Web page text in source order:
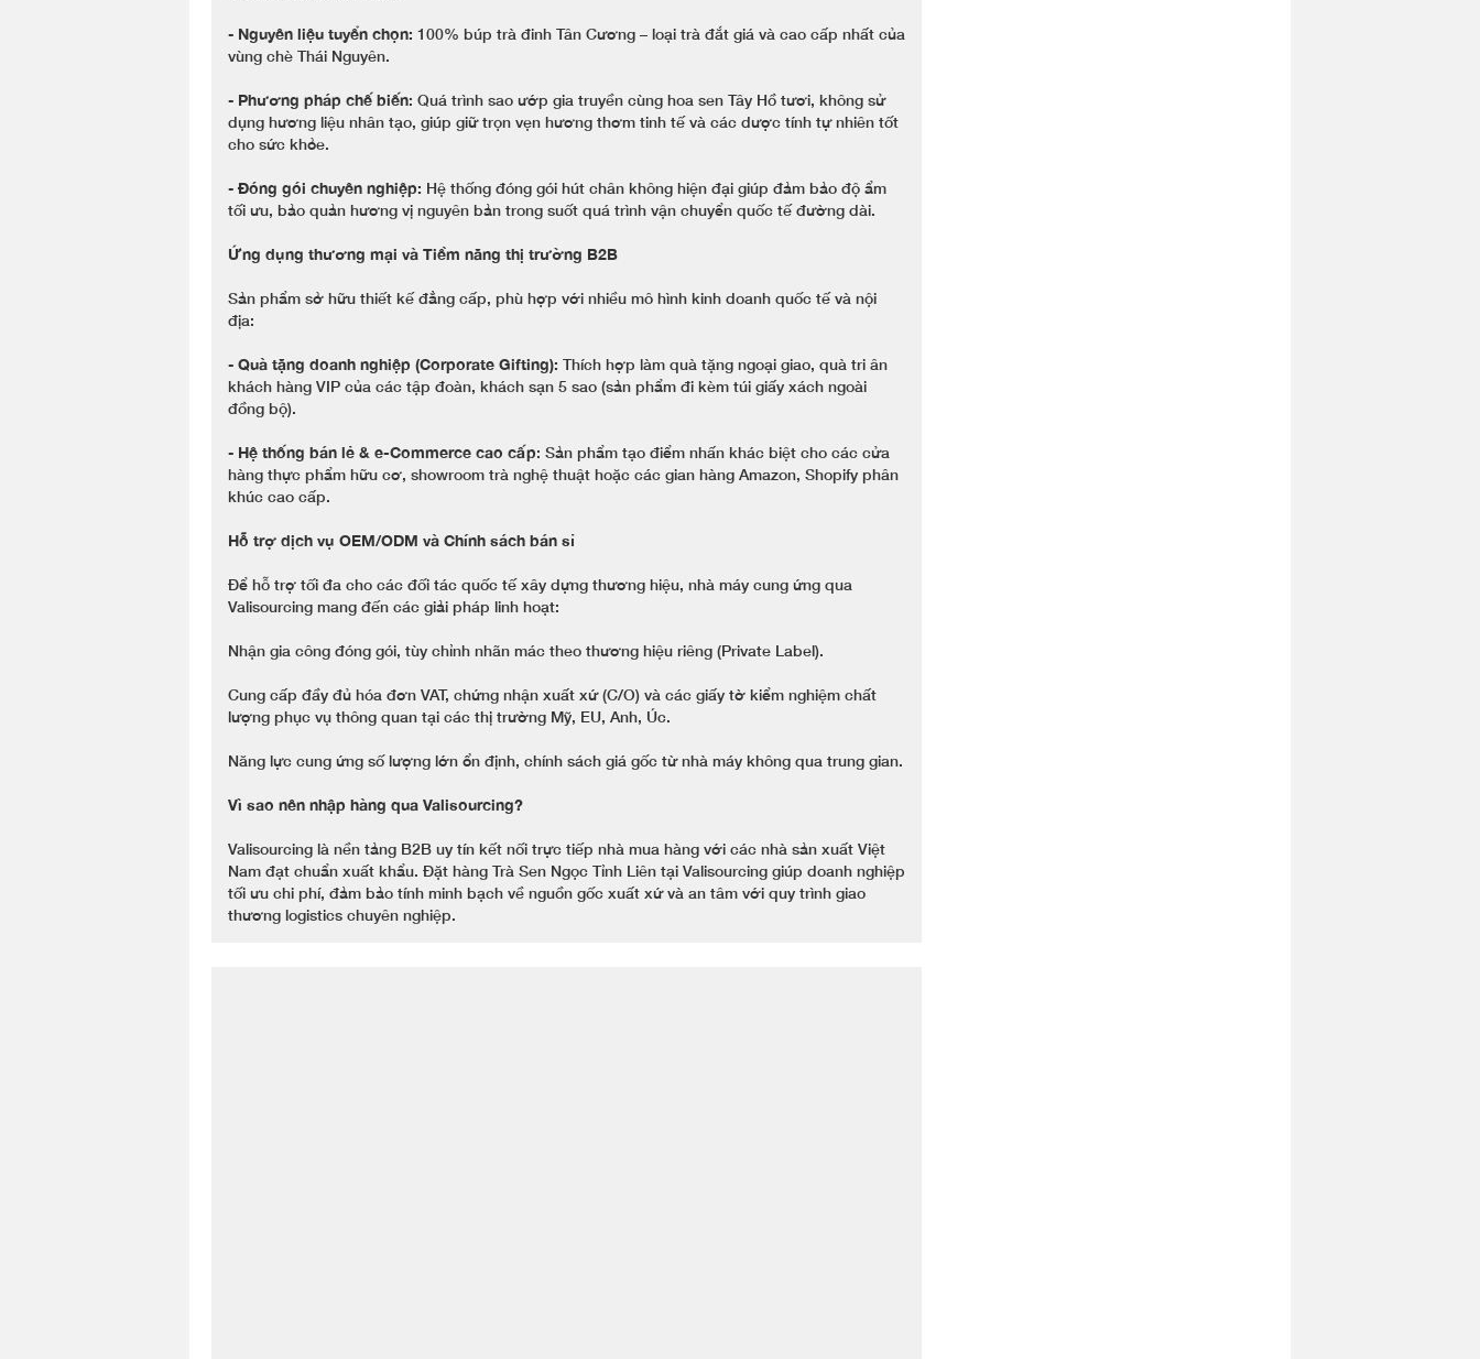
- Nguyên liệu tuyển chọn: 100% búp trà đinh Tân Cương – loại trà đắt giá và cao cấp nhất của
vùng chè Thái Nguyên.
- Phương pháp chế biến: Quá trình sao ướp gia truyền cùng hoa sen Tây Hồ tươi, không sử
dụng hương liệu nhân tạo, giúp giữ trọn vẹn hương thơm tinh tế và các dược tính tự nhiên tốt
cho sức khỏe.
- Đóng gói chuyên nghiệp: Hệ thống đóng gói hút chân không hiện đại giúp đảm bảo độ ẩm
tối ưu, bảo quản hương vị nguyên bản trong suốt quá trình vận chuyển quốc tế đường dài.
Ứng dụng thương mại và Tiềm năng thị trường B2B
Sản phẩm sở hữu thiết kế đẳng cấp, phù hợp với nhiều mô hình kinh doanh quốc tế và nội
địa:
- Quà tặng doanh nghiệp (Corporate Gifting): Thích hợp làm quà tặng ngoại giao, quà tri ân
khách hàng VIP của các tập đoàn, khách sạn 5 sao (sản phẩm đi kèm túi giấy xách ngoài
đồng bộ).
- Hệ thống bán lẻ & e-Commerce cao cấp: Sản phẩm tạo điểm nhấn khác biệt cho các cửa
hàng thực phẩm hữu cơ, showroom trà nghệ thuật hoặc các gian hàng Amazon, Shopify phân
khúc cao cấp.
Hỗ trợ dịch vụ OEM/ODM và Chính sách bán sỉ
Để hỗ trợ tối đa cho các đối tác quốc tế xây dựng thương hiệu, nhà máy cung ứng qua
Valisourcing mang đến các giải pháp linh hoạt:
Nhận gia công đóng gói, tùy chỉnh nhãn mác theo thương hiệu riêng (Private Label).
Cung cấp đầy đủ hóa đơn VAT, chứng nhận xuất xứ (C/O) và các giấy tờ kiểm nghiệm chất
lượng phục vụ thông quan tại các thị trường Mỹ, EU, Anh, Úc.
Năng lực cung ứng số lượng lớn ổn định, chính sách giá gốc từ nhà máy không qua trung gian.
Vì sao nên nhập hàng qua Valisourcing?
Valisourcing là nền tảng B2B uy tín kết nối trực tiếp nhà mua hàng với các nhà sản xuất Việt
Nam đạt chuẩn xuất khẩu. Đặt hàng Trà Sen Ngọc Tỉnh Liên tại Valisourcing giúp doanh nghiệp
tối ưu chi phí, đảm bảo tính minh bạch về nguồn gốc xuất xứ và an tâm với quy trình giao
thương logistics chuyên nghiệp.